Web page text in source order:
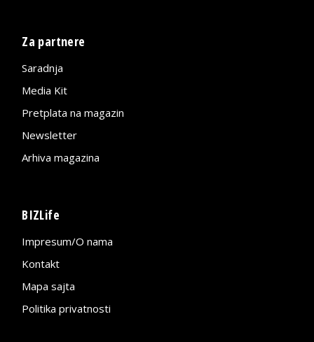
Za partnere
Saradnja
Media Kit
Pretplata na magazin
Newsletter
Arhiva magazina
BIZLife
Impresum/O nama
Kontakt
Mapa sajta
Politika privatnosti